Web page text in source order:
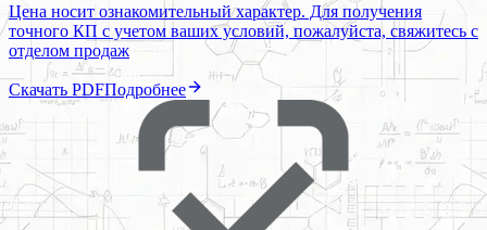
Цена носит ознакомительный характер. Для получения
точного КП с учетом ваших условий, пожалуйста, свяжитесь с
отделом продаж
Скачать PDFПодробнее